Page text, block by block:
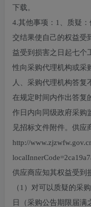
下载。
4.其他事项：1、质疑
交结果使自己的权益受
益受到损害之日起七个
性向采购代理机构或采
人、采购代理机构答复
在规定时间内作出答复
作日内向同级政府采购
见招标文件附件。供应
http://
供应商应知其权益受到
（1）对可以质疑的采
日（采购公告期限届满